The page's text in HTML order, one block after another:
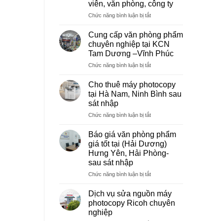
viên, văn phòng, công ty
Chức năng bình luận bị tắtở
vụ
photocopy
giá
rẻ
hà
–
Báo
giá
tài
cho
học
sinh,
sinh
văn
công
ty
Cung cấp văn phòng phẩm
chuyên nghiệp tại KCN
Tam Dương –Vĩnh Phúc
Chức năng bình luận bị tắtở
cấp
văn
phòng
chuyên
tại
KCN
Tam
Dương
Vĩnh
Cho thuê máy photocopy
tại Hà Nam, Ninh Bình sau
sát nhập
Chức năng bình luận bị tắtở
máy
photocopy
tại
Nam,
sau
sát
Báo giá văn phòng phẩm
giá tốt tại (Hải Dương)
Hưng Yên, Hải Phòng-
sau sát nhập
Chức năng bình luận bị tắtở
văn
phòng
Dịch vụ sửa nguồn máy
photocopy Ricoh chuyên
nghiệp